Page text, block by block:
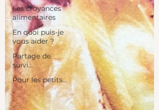
Les croyances
alimentaires
En quoi puis-je
vous aider ?
Partage de
suivi...
Pour les petits...